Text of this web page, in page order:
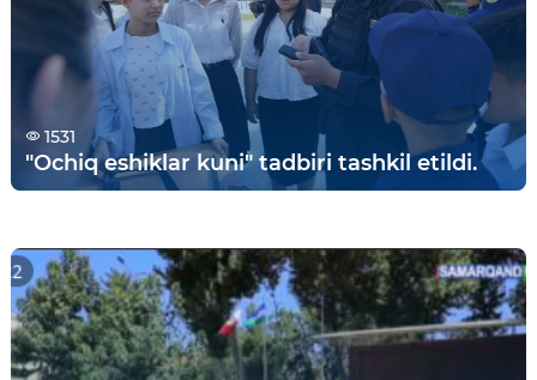
1531
"Ochiq eshiklar kuni" tadbiri tashkil etildi.